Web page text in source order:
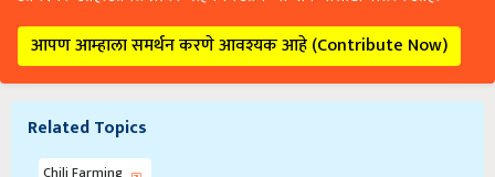
आपण आम्हाला समर्थन करणे आवश्यक आहे (Contribute Now)